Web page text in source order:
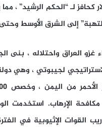
دولار كحافز لـ “الحكم الرشيد”
إلى الشرق الأوسط وحتى
2003 ، أثناء غزو العراق واحتلاله ،
لجيبوتي ، وهي
الإرهاب. استخدمت
القوات الإثيوبية في